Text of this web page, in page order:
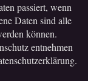
passiert, wenn
Daten sind alle
können.
entnehmen